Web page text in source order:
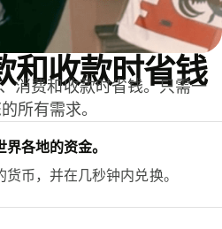
和收款时省钱
消费和收款时省钱。只需一
所有需求。
各地的资金。
币，并在几秒钟内兑换。